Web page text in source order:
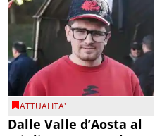
ATTUALITA'
Dalle Valle d’Aosta al